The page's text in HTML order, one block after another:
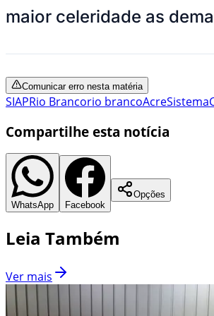
maior celeridade as
Comunicar erro nesta matéria
SIAPRio Brancorio brancoAcreSistema
Compartilhe esta notícia
WhatsApp Facebook
Opções
Leia Também
Ver mais